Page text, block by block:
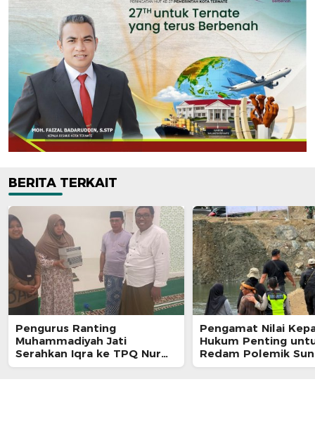
BERITA TERKAIT
Pengurus Ranting
Muhammadiyah Jati
Serahkan Iqra ke TPQ Nur
Insani
Pengamat Nilai
Hukum Penting
Redam Polemik
Akelamo